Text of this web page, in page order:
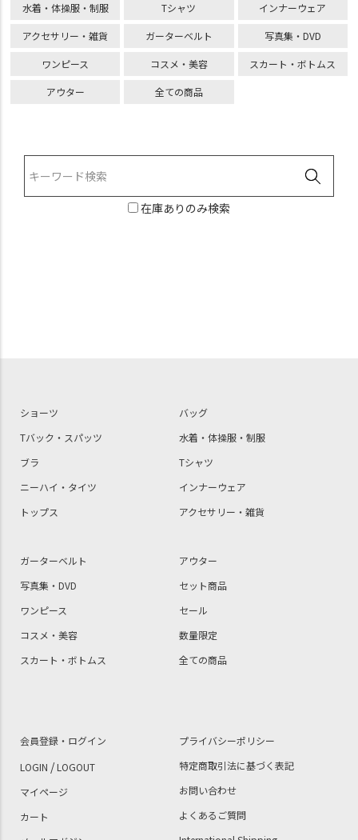
水着・体操服・制服 Tシャツ インナーウェア
アクセサリー・雑貨 ガーターベルト 写真集・DVD
ワンピース コスメ・美容 スカート・ボトムス
アウター 全ての商品
在庫ありのみ検索
ショーツ
Tバック・スパッツ
ブラ
ニーハイ・タイツ
トップス
バッグ
水着・体操服・制服
Tシャツ
インナーウェア
アクセサリー・雑貨
ガーターベルト
写真集・DVD
ワンピース
コスメ・美容
スカート・ボトムス
アウター
セット商品
セール
数量限定
全ての商品
会員登録・ログイン
LOGIN /LOGOUT
マイページ
カート
プライバシーポリシー
特定商取引法に基づく表記
お問い合わせ
よくあるご質問